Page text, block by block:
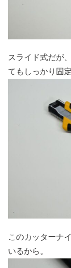
スライド式だが
てもしっかり固
このカッターナ
いるから。